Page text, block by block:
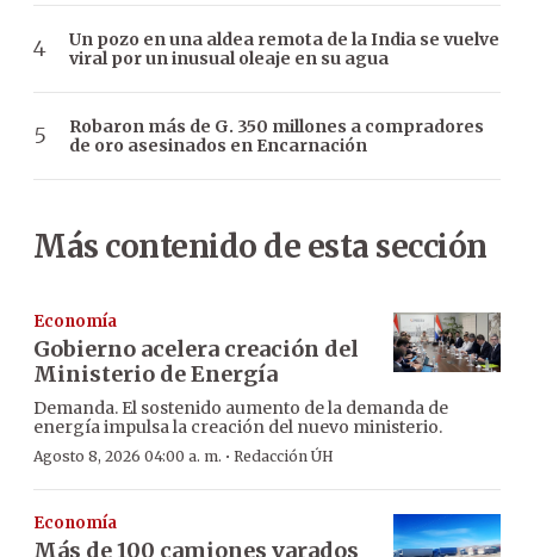
Un pozo en una aldea remota de la India se vuelve
viral por un inusual oleaje en su agua
Robaron más de G. 350 millones a compradores
de oro asesinados en Encarnación
Más contenido de esta sección
Economía
Gobierno acelera creación del
Ministerio de Energía
Demanda. El sostenido aumento de la demanda de
energía impulsa la creación del nuevo ministerio.
Agosto 8, 2026 04:00 a. m. · Redacción ÚH
Economía
Más de 100 camiones varados